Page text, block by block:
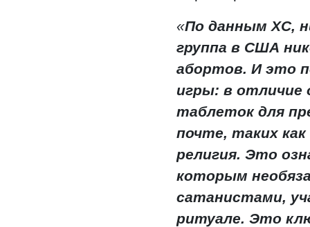
«По данным ХС,
группа в США
абортов. И это
игры: в отличие
таблеток для
почте, таких
религия. Это
которым
сатанистами,
ритуале. Это